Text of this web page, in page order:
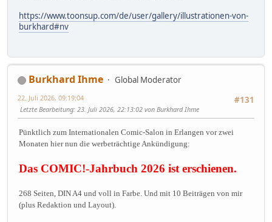
https://www.toonsup.com/de/user/gallery/illustrationen-von-
burkhard#nv
Burkhard Ihme
Global Moderator
#131
22. Juli 2026, 09:19:04
Letzte Bearbeitung: 23. Juli 2026, 22:13:02 von Burkhard Ihme
Pünktlich zum Internationalen Comic-Salon in Erlangen vor zwei
Monaten hier nun die werbeträchtige Ankündigung:
Das COMIC!-Jahrbuch 2026 ist erschienen.
268 Seiten, DIN A4 und voll in Farbe. Und mit 10 Beiträgen von mir
(plus Redaktion und Layout).